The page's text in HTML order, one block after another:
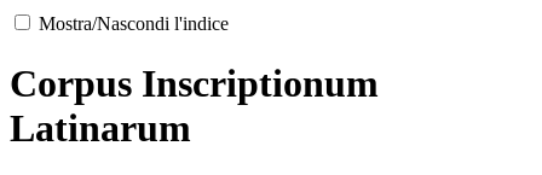
Mostra/Nascondi l'indice
Corpus Inscriptionum
Latinarum